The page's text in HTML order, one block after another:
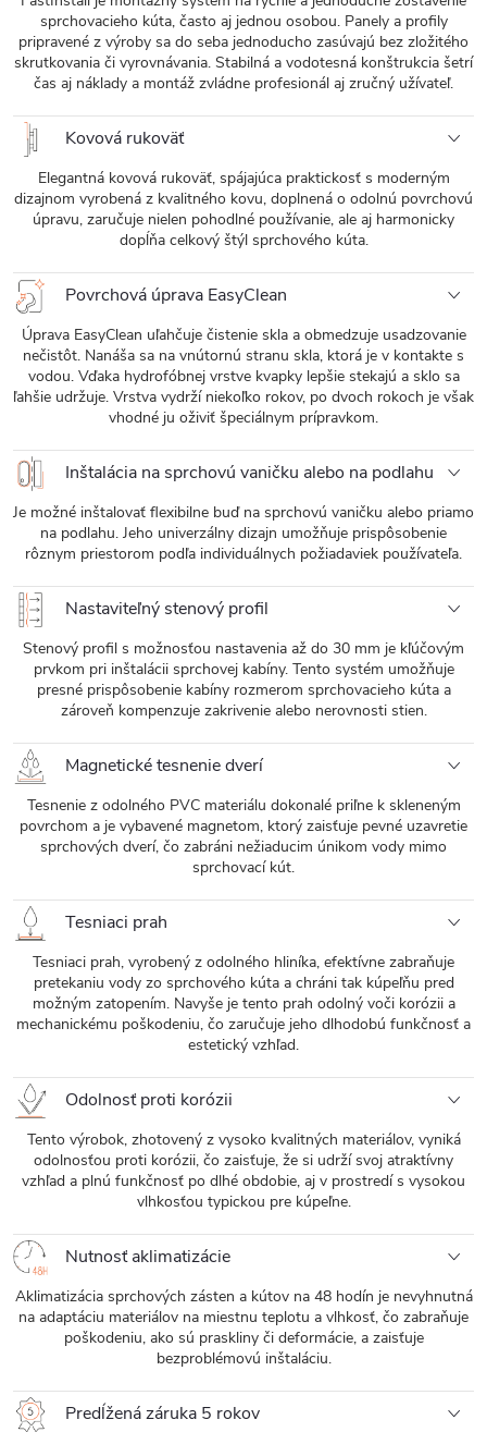
sprchovacieho kúta, často aj jednou osobou. Panely a profily
pripravené z výroby sa do seba jednoducho zasúvajú bez zložitého
skrutkovania či vyrovnávania. Stabilná a vodotesná konštrukcia šetrí
čas aj náklady a montáž zvládne profesionál aj zručný užívateľ.
Kovová rukoväť
Elegantná kovová rukoväť, spájajúca praktickosť s moderným
dizajnom vyrobená z kvalitného kovu, doplnená o odolnú povrchovú
úpravu, zaručuje nielen pohodlné používanie, ale aj harmonicky
dopĺňa celkový štýl sprchového kúta.
Povrchová úprava EasyClean
Úprava EasyClean uľahčuje čistenie skla a obmedzuje usadzovanie
nečistôt. Nanáša sa na vnútornú stranu skla, ktorá je v kontakte s
vodou. Vďaka hydrofóbnej vrstve kvapky lepšie stekajú a sklo sa
ľahšie udržuje. Vrstva vydrží niekoľko rokov, po dvoch rokoch je však
vhodné ju oživiť špeciálnym prípravkom.
Inštalácia na sprchovú vaničku alebo na podlahu
Je možné inštalovať flexibilne buď na sprchovú vaničku alebo priamo
na podlahu. Jeho univerzálny dizajn umožňuje prispôsobenie
rôznym priestorom podľa individuálnych požiadaviek používateľa.
Nastaviteľný stenový profil
Stenový profil s možnosťou nastavenia až do 30 mm je kľúčovým
prvkom pri inštalácii sprchovej kabíny. Tento systém umožňuje
presné prispôsobenie kabíny rozmerom sprchovacieho kúta a
zároveň kompenzuje zakrivenie alebo nerovnosti stien.
Magnetické tesnenie dverí
Tesnenie z odolného PVC materiálu dokonalé priľne k skleneným
povrchom a je vybavené magnetom, ktorý zaisťuje pevné uzavretie
sprchových dverí, čo zabráni nežiaducim únikom vody mimo
sprchovací kút.
Tesniaci prah
Tesniaci prah, vyrobený z odolného hliníka, efektívne zabraňuje
pretekaniu vody zo sprchového kúta a chráni tak kúpeľňu pred
možným zatopením. Navyše je tento prah odolný voči korózii a
mechanickému poškodeniu, čo zaručuje jeho dlhodobú funkčnosť a
estetický vzhľad.
Odolnosť proti korózii
Tento výrobok, zhotovený z vysoko kvalitných materiálov, vyniká
odolnosťou proti korózii, čo zaisťuje, že si udrží svoj atraktívny
vzhľad a plnú funkčnosť po dlhé obdobie, aj v prostredí s vysokou
vlhkosťou typickou pre kúpeľne.
Nutnosť aklimatizácie
Aklimatizácia sprchových zásten a kútov na 48 hodín je nevyhnutná
na adaptáciu materiálov na miestnu teplotu a vlhkosť, čo zabraňuje
poškodeniu, ako sú praskliny či deformácie, a zaisťuje
bezproblémovú inštaláciu.
Predĺžená záruka 5 rokov